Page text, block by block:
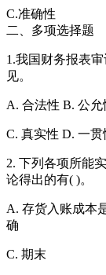
C.准确性 D.
二、多项选择题
1.我国财务报表
见。
A. 合法性 B. 公允
C. 真实性 D. 一贯
2. 下列各项所能
论得出的有( )。
A. 存货入账成本
确
C. 期末